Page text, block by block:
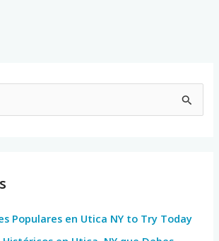
Populares en Utica NY to Try Today